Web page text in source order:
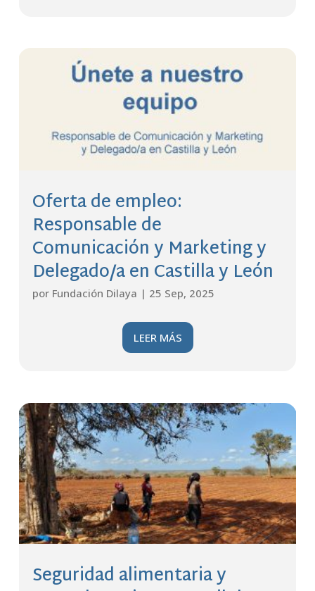
Oferta de empleo:
Responsable de
Comunicación y Marketing y
Delegado/a en Castilla y León
por Fundación Dilaya | 25 Sep, 2025
LEER MÁS
Seguridad alimentaria y